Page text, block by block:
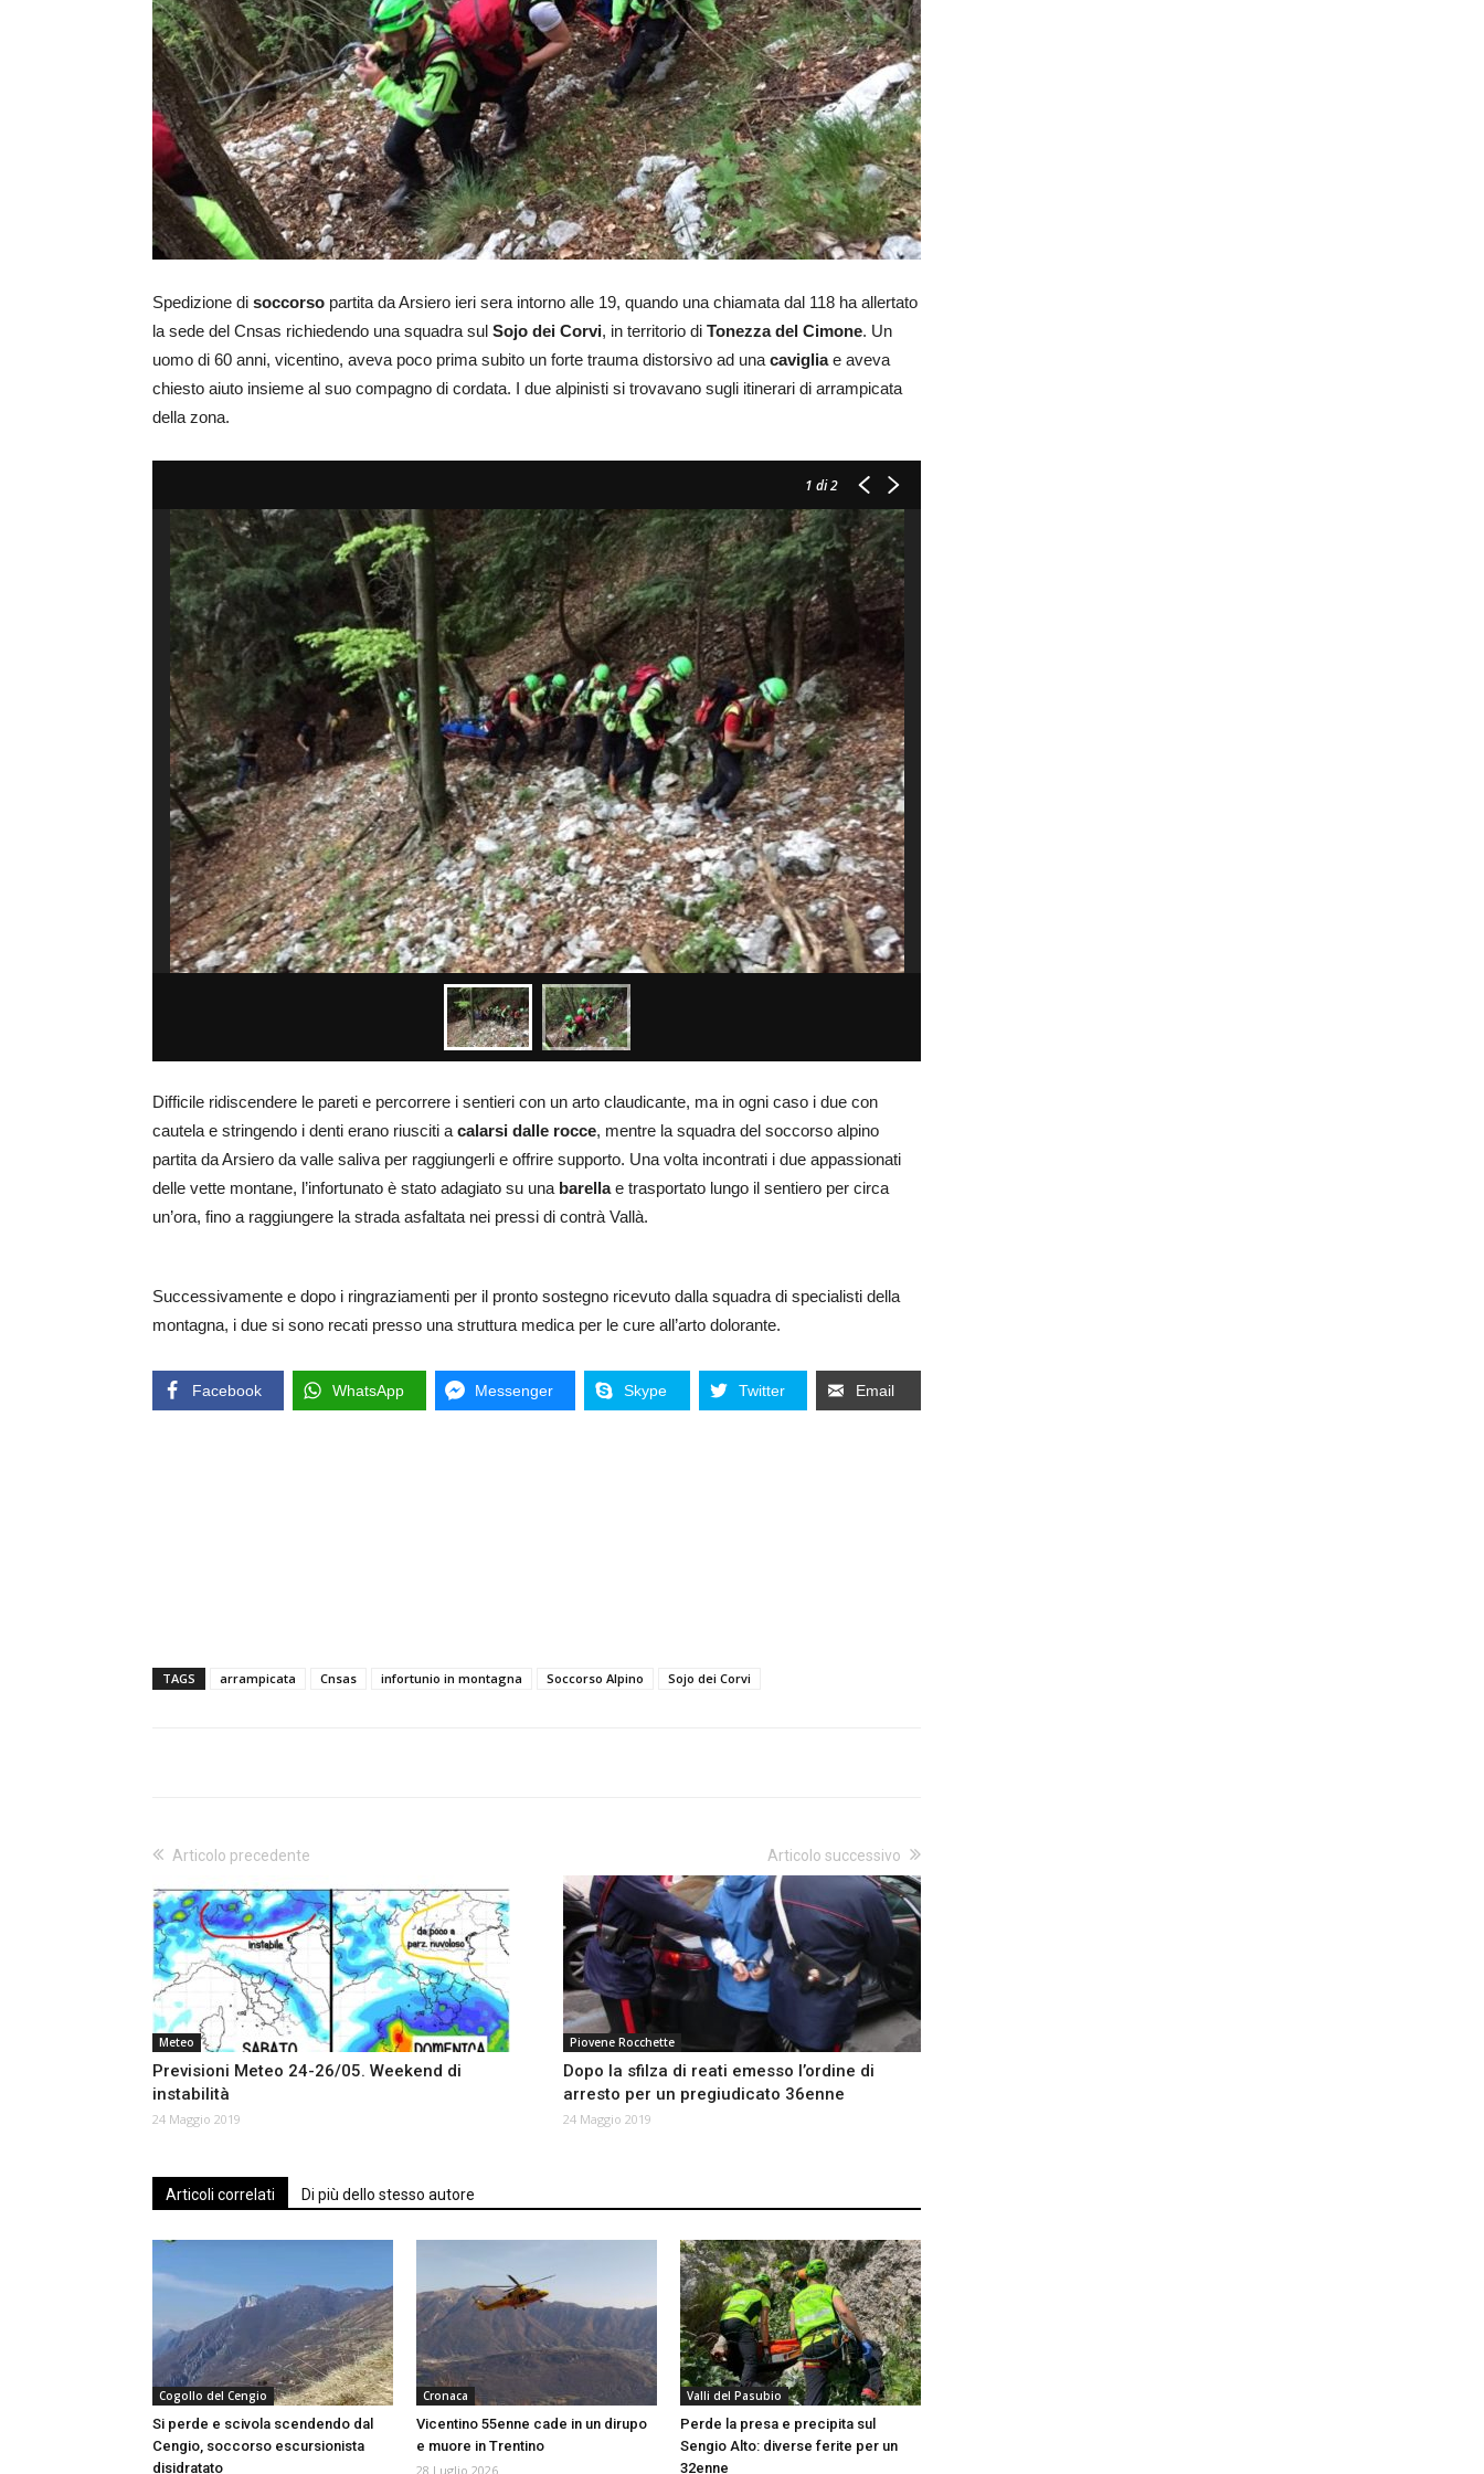
Spedizione di soccorso partita da Arsiero ieri sera intorno alle 19, quando una chiamata dal 118 ha allertato
la sede del Cnsas richiedendo una squadra sul Sojo dei Corvi, in territorio di Tonezza del Cimone. Un
uomo di 60 anni, vicentino, aveva poco prima subito un forte trauma distorsivo ad una cavigliae aveva
chiesto aiuto insieme al suo compagno di cordata. I due alpinisti si trovavano sugli itinerari di arrampicata
della zona.
1 di 2
Difficile ridiscendere le pareti e percorrere i sentieri con un arto claudicante, ma in ogni caso i due con
cautela e stringendo i denti erano riusciti a calarsi dalle rocce, mentre la squadra del soccorso alpino
partita da Arsiero da valle saliva per raggiungerli e offrire supporto. Una volta incontrati i due appassionati
delle vette montane, l’infortunato è stato adagiato su una barellae trasportato lungo il sentiero per circa
un’ora, fino a raggiungere la strada asfaltata nei pressi di contrà Vallà.
Successivamente e dopo i ringraziamenti per il pronto sostegno ricevuto dalla squadra di specialisti della
montagna, i due si sono recati presso una struttura medica per le cure all’arto dolorante.
Facebook WhatsApp Messenger Skype Twitter Email
TAGS arrampicata Cnsas infortunio in montagna Soccorso Alpino Sojo dei Corvi
Articolo precedente
Meteo
Previsioni Meteo 24-26/05. Weekend di
instabilità
24 Maggio 2019
Articolo successivo
Piovene Rocchette
Dopo la sfilza di reati emesso l’ordine di
arresto per un pregiudicato 36enne
24 Maggio 2019
Articoli correlati Di più dello stesso autore
Cogollo del Cengio
Si perde e scivola scendendo dal
Cengio, soccorso escursionista
disidratato
Cronaca
Vicentino 55enne cade in un dirupo
e muore in Trentino
28 Luglio 2026
Valli del Pasubio
Perde la presa e precipita sul
Sengio Alto: diverse ferite per un
32enne